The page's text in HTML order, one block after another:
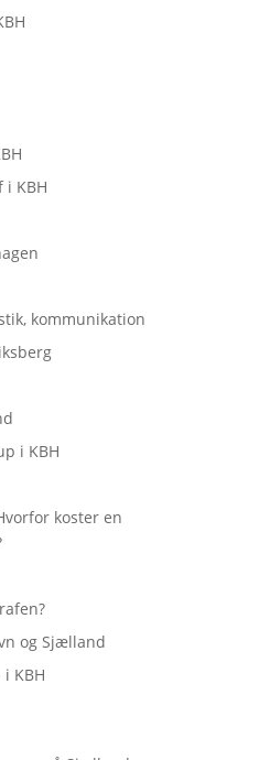
i KBH
kommunikation
i KBH
koster en
og Sjælland
KBH